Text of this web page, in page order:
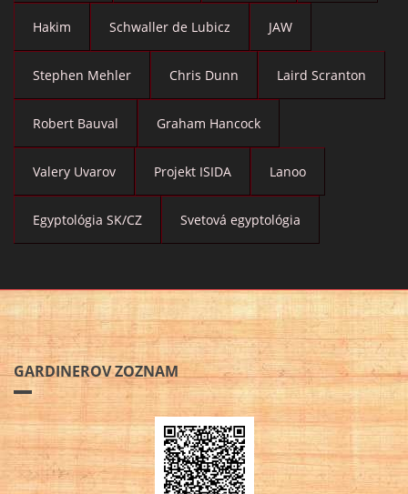
Hakim Schwaller de Lubicz JAW
Stephen Mehler Chris Dunn Laird Scranton
Robert Bauval Graham Hancock
Valery Uvarov Projekt ISIDA Lanoo
Egyptológia SK/CZ Svetová egyptológia
GARDINEROV ZOZNAM